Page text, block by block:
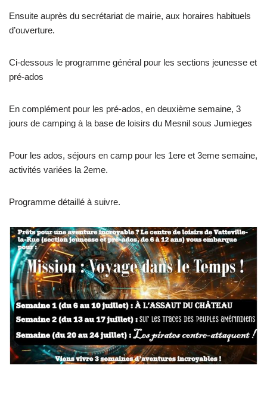
Ensuite auprès du secrétariat de mairie, aux horaires habituels
d’ouverture.
Ci-dessous le programme général pour les sections jeunesse et
pré-ados
En complément pour les pré-ados, en deuxième semaine, 3
jours de camping à la base de loisirs du Mesnil sous Jumieges
Pour les ados, séjours en camp pour les 1ere et 3eme semaine,
activités variées la 2eme.
Programme détaillé à suivre.